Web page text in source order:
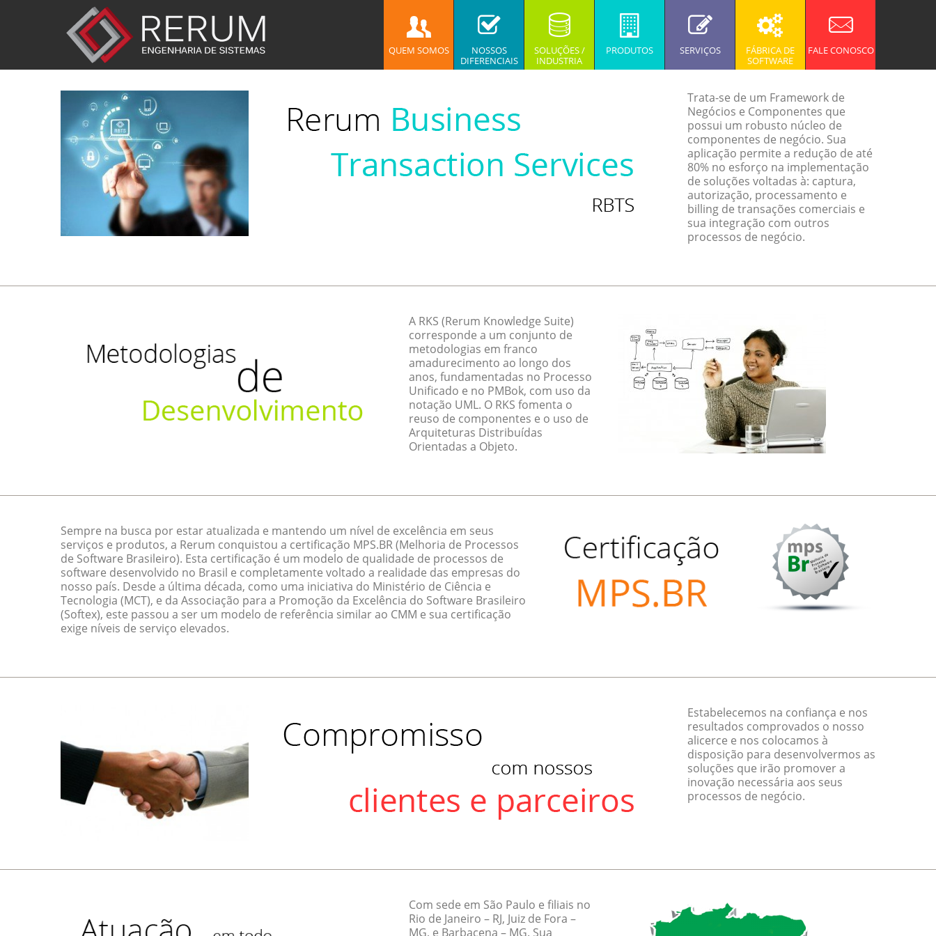
QUEM SOMOS
NOSSOS
DIFERENCIAIS
SOLUÇÕES /
INDUSTRIA
PRODUTOS SERVIÇOS
FÁBRICA DE
SOFTWARE
FALE CONOSCO
Trata-se de um Framework de
Negócios e Componentes que
possui um robusto núcleo de
componentes de negócio. Sua
aplicação permite a redução de até
80% no esforço na implementação
de soluções voltadas à: captura,
autorização, processamento e
billing de transações comerciais e
sua integração com outros
processos de negócio.
A RKS (Rerum Knowledge Suite)
corresponde a um conjunto de
metodologias em franco
amadurecimento ao longo dos
anos, fundamentadas no Processo
Unificado e no PMBok, com uso da
notação UML. O RKS fomenta o
reuso de componentes e o uso de
Arquiteturas Distribuídas
Orientadas a Objeto.
Sempre na busca por estar atualizada e mantendo um nível de excelência em seus
serviços e produtos, a Rerum conquistou a certificação MPS.BR (Melhoria de Processos
de Software Brasileiro). Esta certificação é um modelo de qualidade de processos de
software desenvolvido no Brasil e completamente voltado a realidade das empresas do
nosso país. Desde a última década, como uma iniciativa do Ministério de Ciência e
Tecnologia (MCT), e da Associação para a Promoção da Excelência do Software Brasileiro
(Softex), este passou a ser um modelo de referência similar ao CMM e sua certificação
exige níveis de serviço elevados.
Estabelecemos na confiança e nos
resultados comprovados o nosso
alicerce e nos colocamos à
disposição para desenvolvermos as
soluções que irão promover a
inovação necessária aos seus
processos de negócio.
Com sede em São Paulo e filiais no
Rio de Janeiro – RJ, Juiz de Fora –
MG, e Barbacena – MG. Sua